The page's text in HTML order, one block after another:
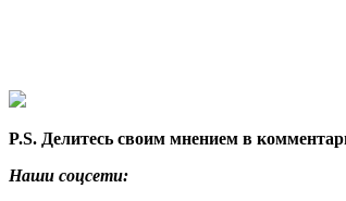
P.S. Делитесь своим мнением в
Наши соцсети: